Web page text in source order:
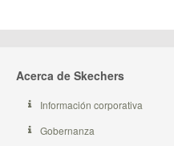
Acerca de Skechers
Información corporativa
Gobernanza